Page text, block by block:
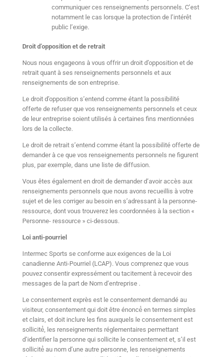
communiquer ces renseignements personnels. C’est
notamment le cas lorsque la protection de l’intérêt
public l’exige.
Droit d’opposition et de retrait
Nous nous engageons à vous offrir un droit d’opposition et de
retrait quant à ses renseignements personnels et aux
renseignements de son entreprise.
Le droit d’opposition s’entend comme étant la possibilité
offerte de refuser que vos renseignements personnels et ceux
de leur entreprise soient utilisés à certaines fins mentionnées
lors de la collecte.
Le droit de retrait s’entend comme étant la possibilité offerte de
demander à ce que vos renseignements personnels ne figurent
plus, par exemple, dans une liste de diffusion.
Vous êtes également en droit de demander d’avoir accès aux
renseignements personnels que nous avons recueillis à votre
sujet et de les corriger au besoin en s’adressant à la personne-
ressource, dont vous trouverez les coordonnées à la section «
Personne- ressource » ci-dessous.
Loi anti-pourriel
Intermec Sports se conforme aux exigences de la Loi
canadienne Anti-Pourriel (LCAP). Vous comprenez que vous
pouvez consentir expressément ou tacitement à recevoir des
messages de la part de Nom d’entreprise .
Le consentement exprès est le consentement demandé au
visiteur, consentement qui doit être énoncé́ en termes simples
et clairs, et doit inclure les fins auxquels le consentement est
sollicité́, les renseignements réglementaires permettant
d’identifier la personne qui sollicite le consentement et, s’il est
sollicité́ au nom d’une autre personne, les renseignements